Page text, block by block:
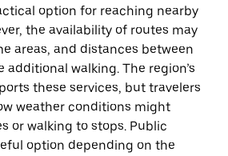
option for reaching nearby
the availability of routes may
areas, and distances between
walking. The region’s
these services, but travelers
weather conditions might
or walking to stops. Public
option depending on the